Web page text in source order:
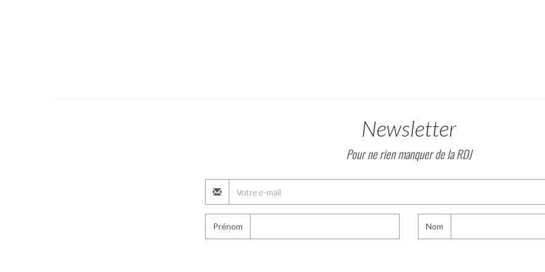
Newsletter
Pour ne rien manquer de la RDJ
Prénom Nom